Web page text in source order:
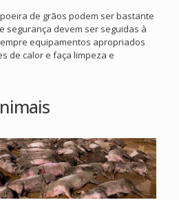
de grãos podem ser bastante
segurança devem ser seguidas à
equipamentos apropriados
de calor e faça limpeza e